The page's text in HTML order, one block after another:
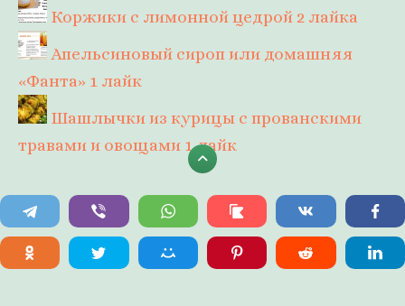
Коржики с лимонной цедрой 2 лайка
Апельсиновый сироп или домашняя
«Фанта» 1 лайк
Шашлычки из курицы с прованскими
травами и овощами 1 лайк